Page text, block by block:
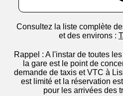
Consultez la liste complète
et des environs :
Rappel : A l'instar de toutes
la gare est le point de
demande de taxis et VTC à
est limité et la réservation
pour les arrivées des